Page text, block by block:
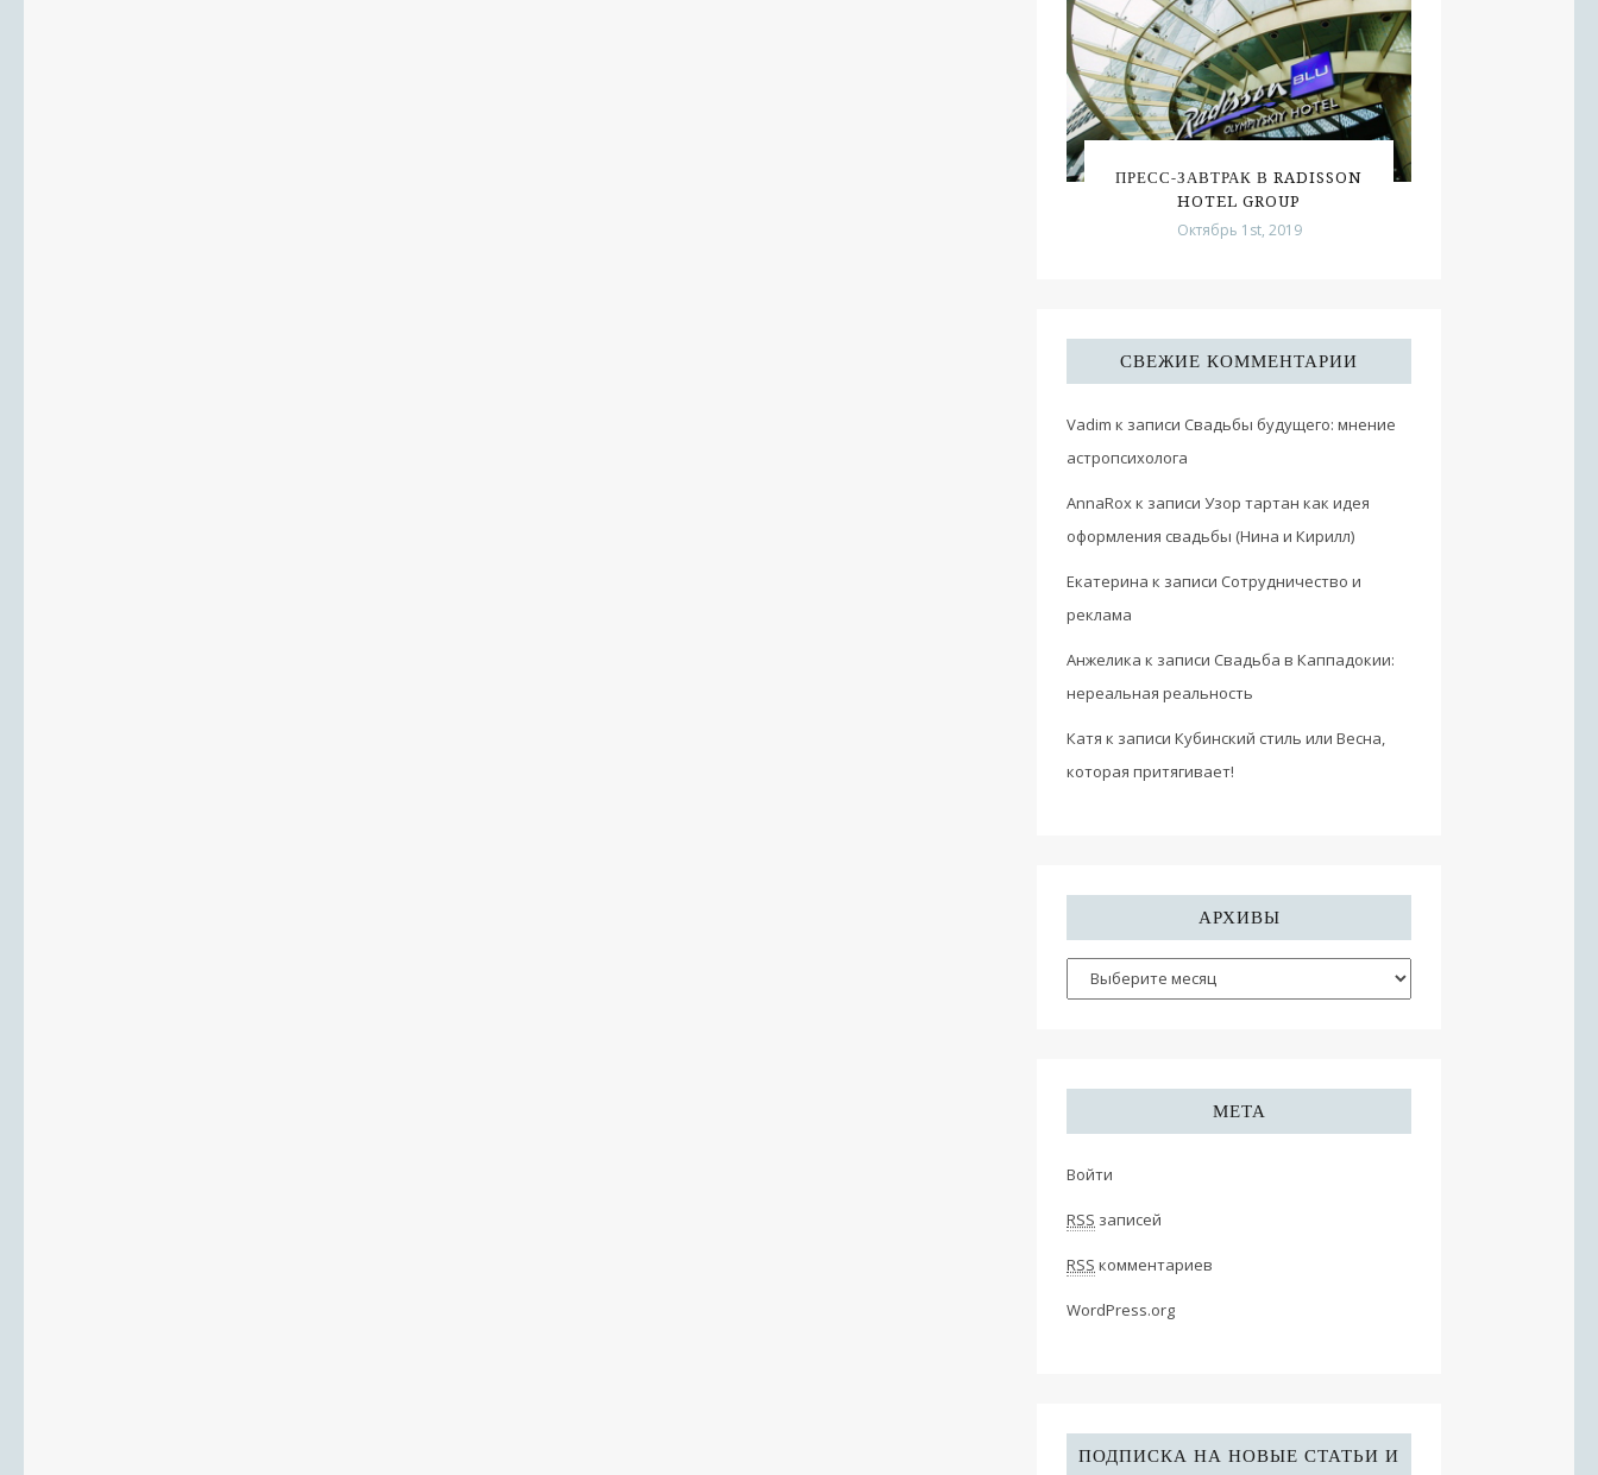
ПРЕСС-ЗАВТРАК В RADISSON
HOTEL GROUP
Октябрь 1st, 2019
СВЕЖИЕ КОММЕНТАРИИ
Vadim к записи Свадьбы будущего: мнение
астропсихолога
AnnaRoxк записи Узор тартан как идея
оформления свадьбы (Нина и Кирилл)
Екатерина к записи Сотрудничество и
реклама
Анжелика к записи Свадьба в Каппадокии:
нереальная реальность
Катя к записи Кубинский стиль или Весна,
которая притягивает!
АРХИВЫ
МЕТА
Войти
RSS записей
RSS комментариев
WordPress.org
ПОДПИСКА НА НОВЫЕ СТАТЬИ И